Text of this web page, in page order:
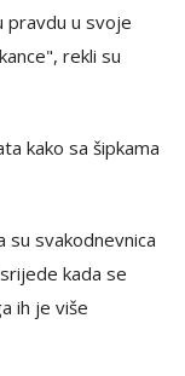
pravdu u svoje
rekli su
kako sa šipkama
su svakodnevnica
kada se
ih je više